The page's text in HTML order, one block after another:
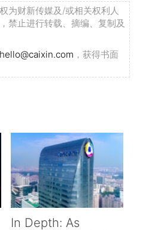
为财新传媒及/或相关权利人
禁止进行转载、摘编、复制及
hello@caixin.com ，获得书面
In Depth: As